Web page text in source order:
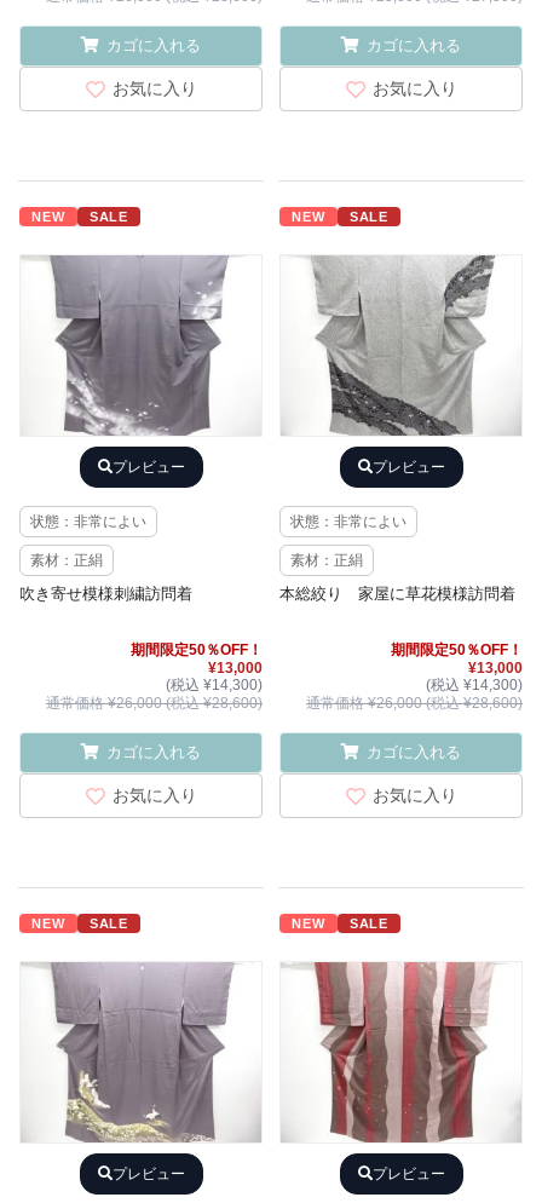
カゴに入れる
お気に入り
カゴに入れる
お気に入り
NEW SALE
プレビュー
状態：非常によい
素材：正絹
吹き寄せ模様刺繍訪問着
期間限定50％OFF！
¥13,000
(税込 ¥14,300)
通常価格 ¥26,000 (税込 ¥28,600)
カゴに入れる
お気に入り
NEW SALE
プレビュー
状態：非常によい
素材：正絹
本総絞り 家屋に草花模様訪問着
期間限定50％OFF！
¥13,000
(税込 ¥14,300)
通常価格 ¥26,000 (税込 ¥28,600)
カゴに入れる
お気に入り
NEW SALE
プレビュー
NEW SALE
プレビュー